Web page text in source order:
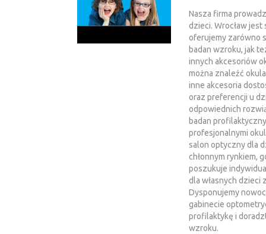
Nasza firma
dzieci. Wrocław
oferujemy zarówno
badan wzroku, jak
innych akcesoriów
można znaleźć
inne akcesoria
oraz preferencji u
odpowiednich
badan
profesjonalnymi
salon optyczny dla
chłonnym rynkiem,
poszukuje
dla własnych dzieci
Dysponujemy
gabinecie
profilaktykę i
wzroku.